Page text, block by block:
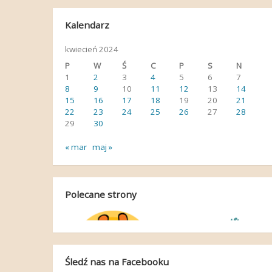
Kalendarz
kwiecień 2024
P
W Ś C P S
N
1
2 3 4 5 6
7
8
9 10 11 12 13
14
15
16 17 18 19 20
21
22
23 24 25 26 27
28
29
30
« mar maj »
Polecane strony
Śledź nas na Facebooku